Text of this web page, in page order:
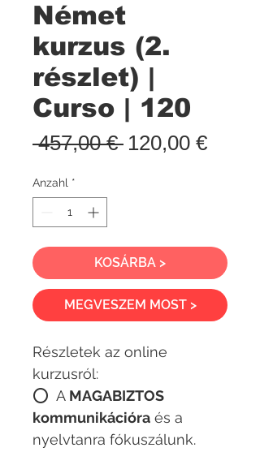
Német
kurzus (2.
részlet) |
Curso | 120
457,00 € Standardpreis
120,00 €Sale-
Anzahl *
KOSÁRBA >
MEGVESZEM MOST >
Részletek az online
kurzusról:
⭕️ A MAGABIZTOS
kommunikációra és a
nyelvtanra fókuszálunk.